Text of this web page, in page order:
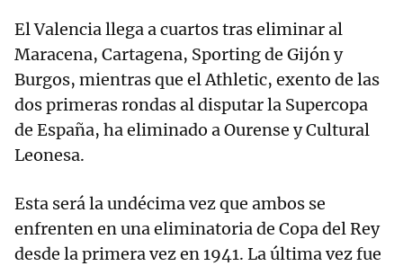
El Valencia llega a cuartos tras eliminar al
Maracena, Cartagena, Sporting de Gijón y
Burgos, mientras que el Athletic, exento de las
dos primeras rondas al disputar la Supercopa
de España, ha eliminado a Ourense y Cultural
Leonesa.
Esta será la undécima vez que ambos se
enfrenten en una eliminatoria de Copa del Rey
desde la primera vez en 1941. La última vez fue